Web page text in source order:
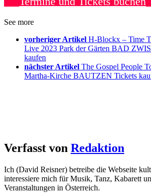
See more
vorheriger Artikel H-Blockx – Time
Live 2023 Park der Gärten BAD
kaufen
nächster Artikel The Gospel People
Martha-Kirche BAUTZEN Tickets
Verfasst von Redaktion
Ich (David Reisner) betreibe die Webseite
interessiere mich für Musik, Tanz, Kabarett
Veranstaltungen in Österreich.